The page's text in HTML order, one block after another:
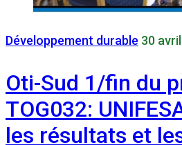
Développement durable 30
Oti-Sud 1/fin du
TOG032:
les résultats et